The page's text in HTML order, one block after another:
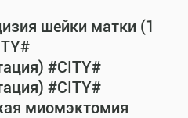
шейки матки (1
#CITY#
#CITY#
миомэктомия